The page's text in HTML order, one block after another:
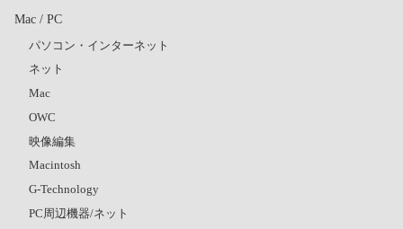
Mac / PC
パソコン・インターネット
ネット
Mac
OWC
映像編集
Macintosh
G-Technology
PC周辺機器/ネット